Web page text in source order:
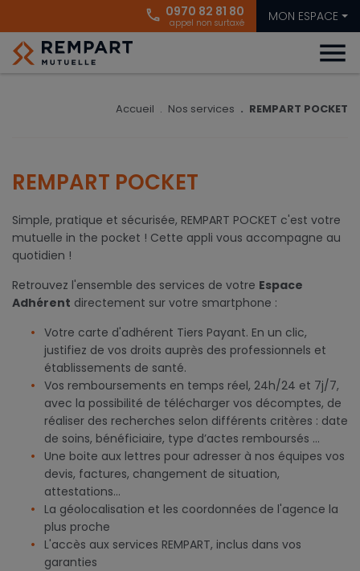
phone 0970 82 81 80
appel non surtaxé MON ESPACE
menu
Accueil Nos services REMPART POCKET
REMPART POCKET
Simple, pratique et sécurisée, REMPART POCKET c'est votre
mutuelle in the pocket ! Cette appli vous accompagne au
quotidien !
Retrouvez l'ensemble des services de votre Espace
Adhérent directement sur votre smartphone :
Votre carte d'adhérent Tiers Payant. En un clic,
justifiez de vos droits auprès des professionnels et
établissements de santé.
Vos remboursements en temps réel, 24h/24 et 7j/7,
avec la possibilité de télécharger vos décomptes, de
réaliser des recherches selon différents critères : date
de soins, bénéficiaire, type d’actes remboursés ...
Une boite aux lettres pour adresser à nos équipes vos
devis, factures, changement de situation,
attestations...
La géolocalisation et les coordonnées de l'agence la
plus proche
L'accès aux services REMPART, inclus dans vos
garanties